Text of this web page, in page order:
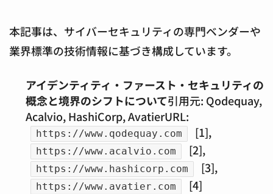
本記事は、サイバーセキュリティの専門ベンダーや
業界標準の技術情報に基づき構成しています。
アイデンティティ・ファースト・セキュリティの
概念と境界のシフトについて引用元: Qodequay,
Acalvio, HashiCorp, AvatierURL:
https://www.qodequay.com [1],
https://www.acalvio.com [2],
https://www.hashicorp.com [3],
https://www.avatier.com
[4]